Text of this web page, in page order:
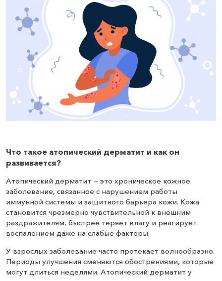
Что такое атопический дерматит и как он
развивается?
Атопический дерматит — это хроническое кожное
заболевание, связанное с нарушением работы
иммунной системы и защитного барьера кожи. Кожа
становится чрезмерно чувствительной к внешним
раздражителям, быстрее теряет влагу и реагирует
воспалением даже на слабые факторы.
У взрослых заболевание часто протекает волнообразно.
Периоды улучшения сменяются обострениями, которые
могут длиться неделями. Атопический дерматит у